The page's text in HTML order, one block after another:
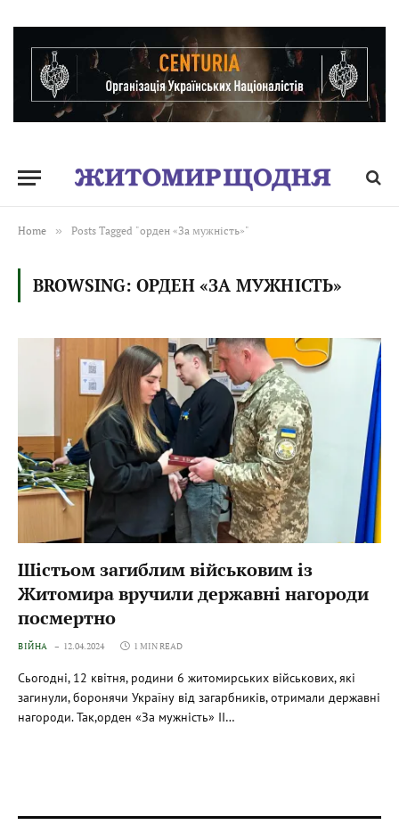
Home » Posts Tagged "орден «За мужність»"
BROWSING: ОРДЕН «ЗА МУЖНІСТЬ»
Шістьом загиблим військовим із
Житомира вручили державні нагороди
посмертно
ВІЙНА 12.04.2024 1 MIN READ
Сьогодні, 12 квітня, родини 6 житомирських військових, які
загинули, боронячи Україну від загарбників, отримали державні
нагороди. Так,орден «За мужність» ІІ…